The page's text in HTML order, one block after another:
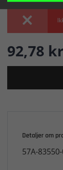

92,78
Detaljer om
57A-